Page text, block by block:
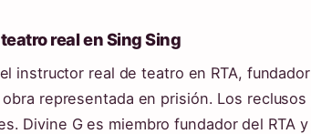
real en Sing Sing
instructor real de teatro en RTA,
representada en prisión. Los
Divine G es miembro fundador del RTA